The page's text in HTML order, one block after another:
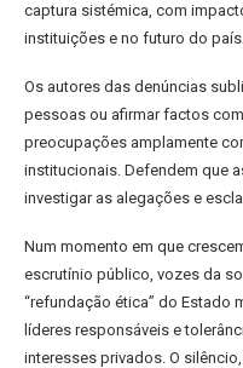
captura sistémica, com
instituições e no futuro do
Os autores das denúncias
pessoas ou afirmar factos
preocupações amplamente
institucionais. Defendem que
investigar as alegações e
Num momento em que
escrutínio público, vozes da
“refundação ética” do Estado
líderes responsáveis e
interesses privados. O